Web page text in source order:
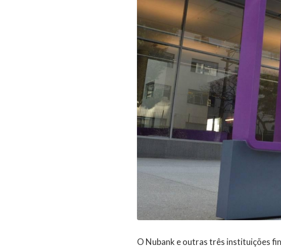
O Nubank e outras três instituições